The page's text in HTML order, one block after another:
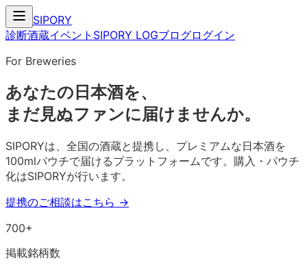
SIPORY
診断酒蔵イベント SIPORY LOGブログログイン
For Breweries
あなたの日本酒を、
まだ見ぬファンに届けませんか。
SIPORYは、全国の酒蔵と提携し、プレミアムな日本酒を
100mlパウチで届けるプラットフォームです。購入・パウチ
化はSIPORYが行います。
提携のご相談はこちら →
700+
掲載銘柄数